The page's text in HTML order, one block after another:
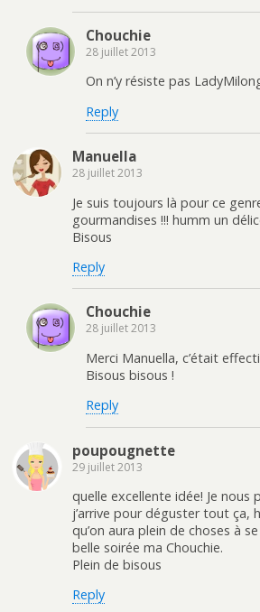
Chouchie
28 juillet 2013
On n’y résiste pas
Reply
Manuella
28 juillet 2013
Je suis toujours là pour ce
gourmandises !!! humm un
Bisous
Reply
Chouchie
28 juillet 2013
Merci Manuella, c’était
Bisous bisous !
Reply
poupougnette
29 juillet 2013
quelle excellente idée! Je nous
j’arrive pour déguster tout ça,
qu’on aura plein de choses à
belle soirée ma Chouchie.
Plein de bisous
Reply